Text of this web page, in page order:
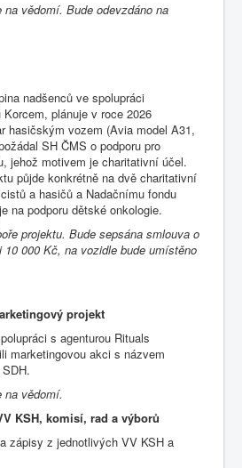
na vědomí. Bude odevzdáno na
nadšenců ve spolupráci
plánuje v roce 2026
hasičským vozem (Avia model A31,
SH ČMS o podporu pro
jehož motivem je charitativní účel.
půjde konkrétně na dvě charitativní
a hasičů a Nadačnímu fondu
na podporu dětské onkologie.
projektu. Bude sepsána smlouva o
000 Kč, na vozidle bude umístěno
projekt
s agenturou Rituals
marketingovou akci s názvem
na vědomí.
KSH, komisí, rad a výborů
zápisy z jednotlivých VV KSH a